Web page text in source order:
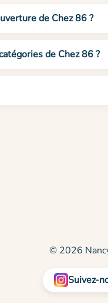
de Chez 86 ?
de Chez 86 ?
© 2026
Suivez-